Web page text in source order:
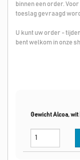
binnen een order.
toeslag gevraagd
U kunt uw order -
bent welkom in onze
Gewicht Alcoa, wit